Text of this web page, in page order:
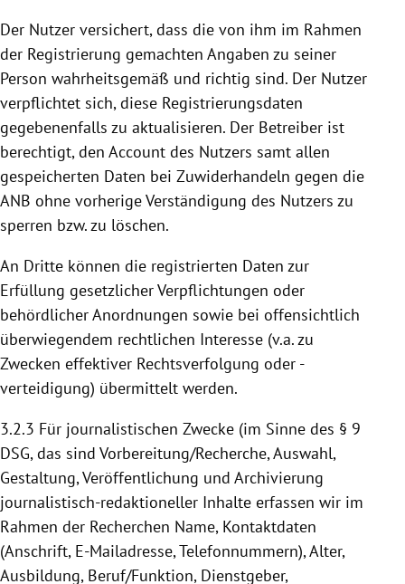
Der Nutzer versichert, dass die von ihm im Rahmen
der Registrierung gemachten Angaben zu seiner
Person wahrheitsgemäß und richtig sind. Der Nutzer
verpflichtet sich, diese Registrierungsdaten
gegebenenfalls zu aktualisieren. Der Betreiber ist
berechtigt, den Account des Nutzers samt allen
gespeicherten Daten bei Zuwiderhandeln gegen die
ANB ohne vorherige Verständigung des Nutzers zu
sperren bzw. zu löschen.
An Dritte können die registrierten Daten zur
Erfüllung gesetzlicher Verpflichtungen oder
behördlicher Anordnungen sowie bei offensichtlich
überwiegendem rechtlichen Interesse (v.a. zu
Zwecken effektiver Rechtsverfolgung oder -
verteidigung) übermittelt werden.
3.2.3 Für journalistischen Zwecke (im Sinne des § 9
DSG, das sind Vorbereitung/Recherche, Auswahl,
Gestaltung, Veröffentlichung und Archivierung
journalistisch-redaktioneller Inhalte erfassen wir im
Rahmen der Recherchen Name, Kontaktdaten
(Anschrift, E-Mailadresse, Telefonnummern), Alter,
Ausbildung, Beruf/Funktion, Dienstgeber,